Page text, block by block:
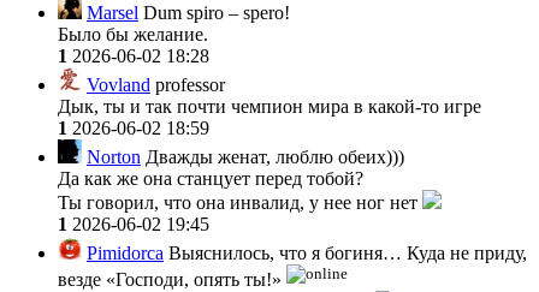
Marsel Dum spiro – spero!
Было бы желание.
1 2026-06-02 18:28
Vovland professor
Дык, ты и так почти чемпион мира в какой-то игре
1 2026-06-02 18:59
Norton Дважды женат, люблю обеих)))
Да как же она станцует перед тобой?
Ты говорил, что она инвалид, у нее ног нет
1 2026-06-02 19:45
Pimidorca Выяснилось, что я богиня… Куда не приду,
везде «Господи, опять ты!»